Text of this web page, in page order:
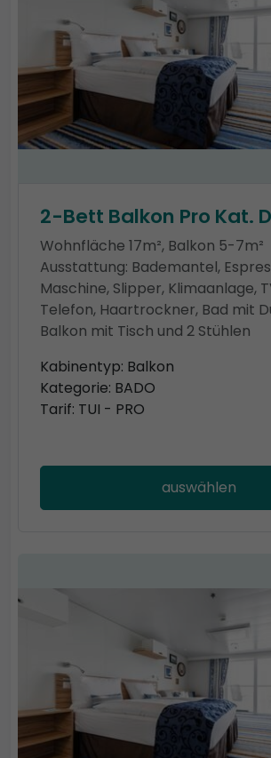
2-Bett Balkon Pro Kat. D
Wohnfläche 17m², Balkon 5-7m²
Ausstattung: Bademantel,
Maschine, Slipper, Klimaanlage,
Telefon, Haartrockner, Bad mit
Balkon mit Tisch und 2 Stühlen
Kabinentyp: Balkon
Kategorie: BADO
Tarif: TUI - PRO
auswählen